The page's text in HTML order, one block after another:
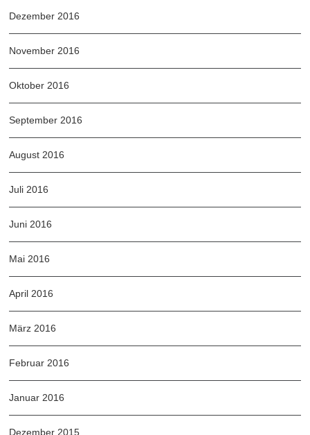
Dezember 2016
November 2016
Oktober 2016
September 2016
August 2016
Juli 2016
Juni 2016
Mai 2016
April 2016
März 2016
Februar 2016
Januar 2016
Dezember 2015